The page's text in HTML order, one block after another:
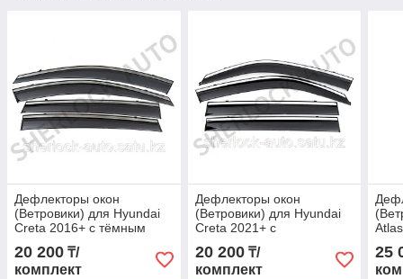
Дефлекторы окон
(Ветровики) для Hyundai
Creta 2016+ с тёмным
металлическим
молдингом
20 200 ₸/
комплект
Дефлекторы окон
(Ветровики) для Hyundai
Creta 2021+ с
металлическим
молдингом
20 200₸/
комплект
25